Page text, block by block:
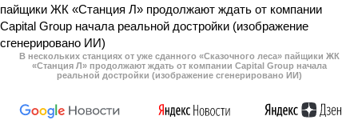
В нескольких станциях от уже сданного «Сказочного леса» пайщики ЖК
«Станция Л» продолжают ждать от компании Capital Group начала
реальной достройки (изображение сгенерировано ИИ)